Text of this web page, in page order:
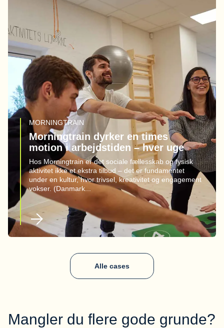
MORNINGTRAIN
Morningtrain dyrker en times
motion i arbejdstiden – hver uge
Hos Morningtrain er det sociale fællesskab og fysisk
aktivitet ikke et ekstra tilbud – det er fundamentet
under en kultur, hvor trivsel, kreativitet og engagement
vokser. (Danmark...
Alle cases
Mangler du flere gode grunde?